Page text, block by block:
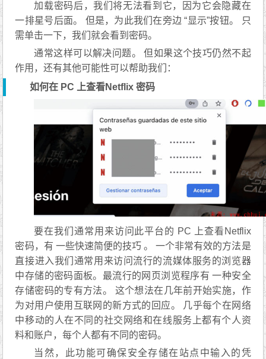
加载密码后，我们将无法看到它，因为它会隐藏在
一排星号后面。 但是，为此我们在旁边 “显示”按钮。 只
需单击一下，我们就会看到密码。
通常这样可以解决问题。 但如果这个技巧仍然不起
作用，还有其他可能性可以帮助我们：
如何在 PC 上查看Netflix 密码
要在我们通常用来访问此平台的 PC 上查看Netflix
密码，有 一些快速简便的技巧 。 一个非常有效的方法是
直接进入我们通常用来访问流行的流媒体服务的浏览器
中存储的密码面板。最流行的网页浏览程序有 一种安全
存储密码的专有方法。 这个想法在几年前开始实施，作
为对用户使用互联网的新方式的回应。 几乎每个在网络
中移动的人在不同的社交网络和在线服务上都有个人资
料和账户，每个人都有不同的密码。
当然，此功能可确保安全存储在站点中输入的凭